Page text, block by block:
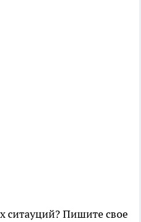
ситауций? Пишите свое